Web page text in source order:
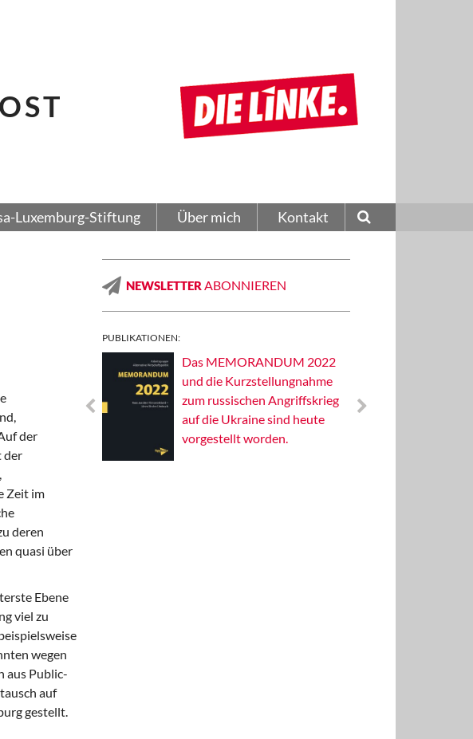
Luxemburg-Stiftung Über mich Kontakt
der
der
Zeit im
deren
quasi über
Ebene
viel zu
wegen
aus Public-
auf
gestellt.
NEWSLETTER ABONNIEREN
PUBLIKATIONEN:
Das MEMORANDUM 2022
und die Kurzstellungnahme
zum russischen Angriffskrieg
auf die Ukraine sind heute
vorgestellt worden.